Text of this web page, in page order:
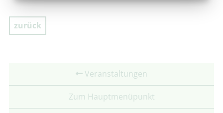
zurück
Veranstaltungen
Zum Hauptmenüpunkt